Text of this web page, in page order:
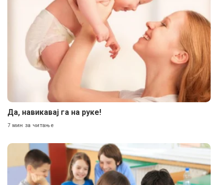
Да, навикавај га на руке!
7 мин за читање